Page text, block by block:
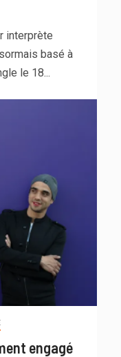
interprète
basé à
le 18...
engagé